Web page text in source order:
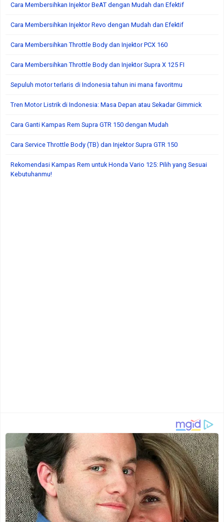
Cara Membersihkan Injektor BeAT dengan Mudah dan Efektif
Cara Membersihkan Injektor Revo dengan Mudah dan Efektif
Cara Membersihkan Throttle Body dan Injektor PCX 160
Cara Membersihkan Throttle Body dan Injektor Supra X 125 FI
Sepuluh motor terlaris di Indonesia tahun ini mana favoritmu
Tren Motor Listrik di Indonesia: Masa Depan atau Sekadar Gimmick
Cara Ganti Kampas Rem Supra GTR 150 dengan Mudah
Cara Service Throttle Body (TB) dan Injektor Supra GTR 150
Rekomendasi Kampas Rem untuk Honda Vario 125: Pilih yang Sesuai
Kebutuhanmu!